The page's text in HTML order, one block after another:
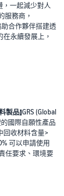
，一起減少對人
服務商，
合作夥伴搭建透
永續發展上，
製品】GRS (Global
國際自願性產品
回收材料含量>
可以申請使用
任要求、環境要